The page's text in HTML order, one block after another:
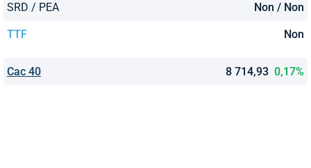
SRD / PEA Non / Non
TTF Non
Cac 40 8 714,93 0,17%